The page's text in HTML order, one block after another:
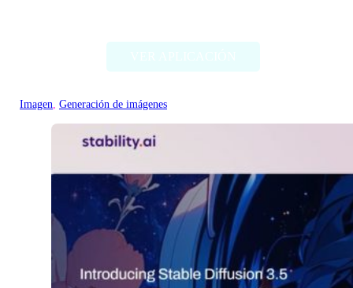
Imagen, Generación de imágenes